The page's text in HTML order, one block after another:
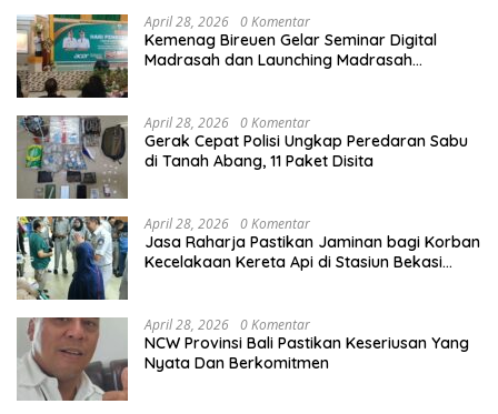
April 28, 2026 0 Komentar
Kemenag Bireuen Gelar Seminar Digital
Madrasah dan Launching Madrasah
April 28, 2026 0 Komentar
Gerak Cepat Polisi Ungkap Peredaran Sabu
di Tanah Abang, 11 Paket Disita
April 28, 2026 0 Komentar
Jasa Raharja Pastikan Jaminan bagi Korban
Kecelakaan Kereta Api di Stasiun Bekasi
April 28, 2026 0 Komentar
NCW Provinsi Bali Pastikan Keseriusan Yang
Nyata Dan Berkomitmen